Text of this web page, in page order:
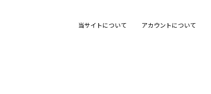
当サイトについて アカウントについて